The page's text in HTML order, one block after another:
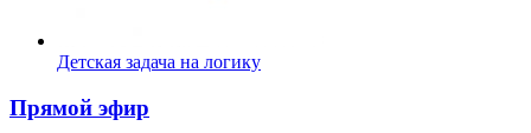
Детская задача на логику
Прямой эфир